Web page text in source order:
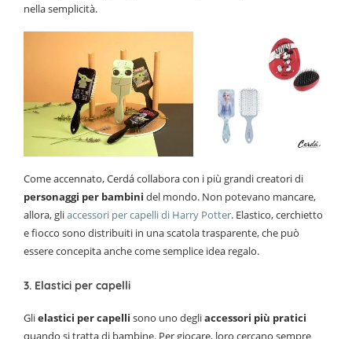
nella semplicità.
Come accennato, Cerdá collabora con i più grandi creatori di
personaggi per bambini del mondo. Non potevano mancare,
allora, gliaccessori per capelli di Harry Potter. Elastico, cerchietto
e fiocco sono distribuiti in una scatola trasparente, che può
essere concepita anche come semplice idea regalo.
3. Elastici per capelli
Glielastici per capelli sono uno degliaccessori più pratici
quando si tratta di bambine. Per giocare, loro cercano sempre